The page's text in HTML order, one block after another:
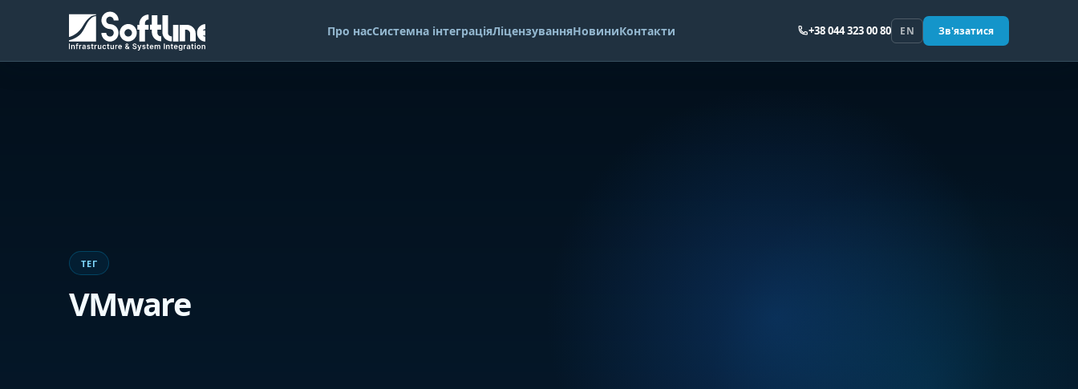
Про насСистемна інтеграціяЛіцензуванняНовиниКонтакти +38 044 323 00 80 EN Зв'язатися
ТЕГ
VMware